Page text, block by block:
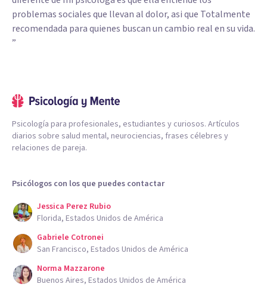
problemas sociales que llevan al dolor, asi que Totalmente
recomendada para quienes buscan un cambio real en su vida.
”
Psicología para profesionales, estudiantes y curiosos. Artículos
diarios sobre salud mental, neurociencias, frases célebres y
relaciones de pareja.
Psicólogos con los que puedes contactar
Jessica Perez Rubio
Florida, Estados Unidos de América
Gabriele Cotronei
San Francisco, Estados Unidos de América
Norma Mazzarone
Buenos Aires, Estados Unidos de América